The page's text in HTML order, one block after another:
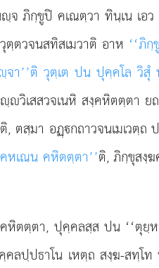
ภิกฺขูปิ คเณตฺวา ทินฺเน เอ
ตวจนสทิสเมวาติ อาห ‘‘ภิ
า’’ติ วุตฺเต ปน ปุคฺคโล วิสุํ
เสสวจเนหิ สงฺคหิตตฺตา ย
ตสฺมา อฏฺกถาวจนเมเวตฺ
หเณน คหิตตฺตา’’ติ, ภิกฺขุสงฺ
ตตฺตา, ปุคฺคลสฺส ปน ‘‘ตุ
ปฺปธาโน เหตฺถ สงฺฆ-สทฺโ